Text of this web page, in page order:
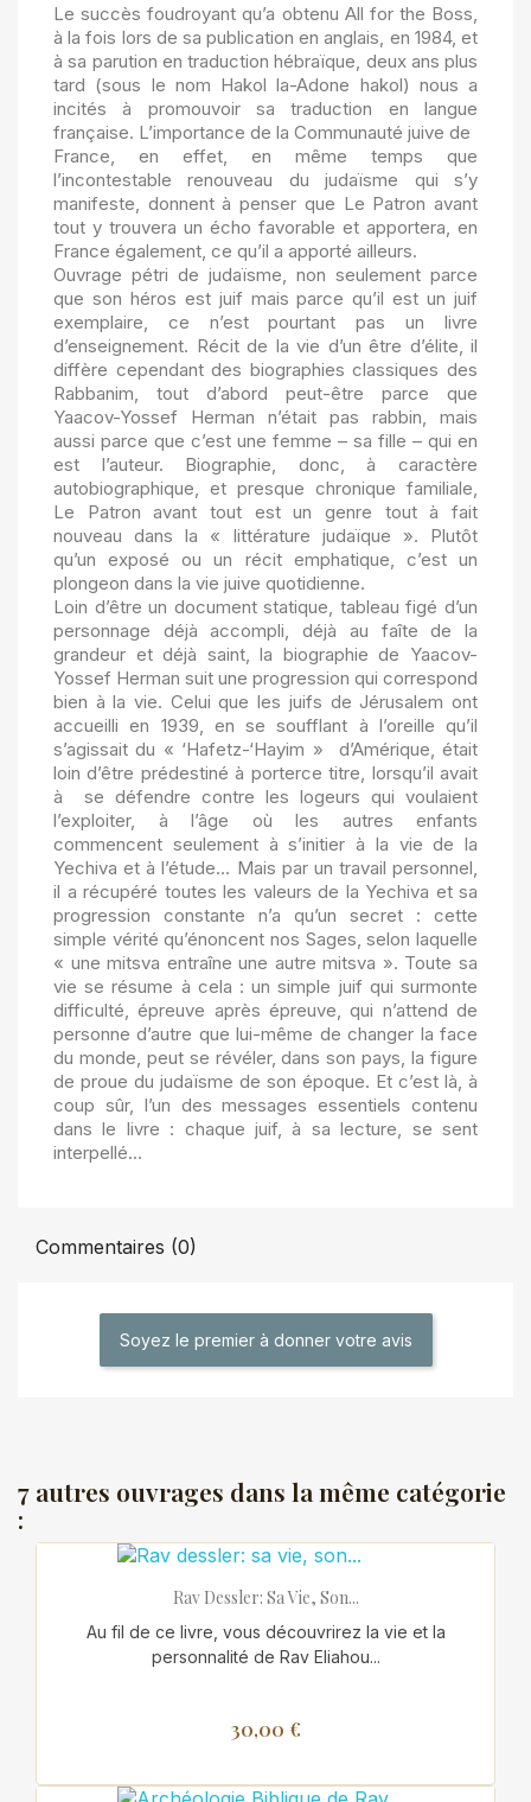
Le succès foudroyant qu’a obtenu All for the Boss,
à la fois lors de sa publication en anglais, en 1984, et
à sa parution en traduction hébraïque, deux ans plus
tard (sous le nom Hakol la-Adone hakol) nous a
incités à promouvoir sa traduction en langue
française. L’importance de la Communauté juive de
France, en effet, en même temps que
l’incontestable renouveau du judaïsme qui s’y
manifeste, donnent à penser que Le Patron avant
tout y trouvera un écho favorable et apportera, en
France également, ce qu’il a apporté ailleurs.
Ouvrage pétri de judaïsme, non seulement parce
que son héros est juif mais parce qu’il est un juif
exemplaire, ce n’est pourtant pas un livre
d’enseignement. Récit de la vie d’un être d’élite, il
diffère cependant des biographies classiques des
Rabbanim, tout d’abord peut-être parce que
Yaacov-Yossef Herman n’était pas rabbin, mais
aussi parce que c’est une femme – sa fille – qui en
est l’auteur. Biographie, donc, à caractère
autobiographique, et presque chronique familiale,
Le Patron avant tout est un genre tout à fait
nouveau dans la « littérature judaïque ». Plutôt
qu’un exposé ou un récit emphatique, c’est un
plongeon dans la vie juive quotidienne.
Loin d’être un document statique, tableau figé d’un
personnage déjà accompli, déjà au faîte de la
grandeur et déjà saint, la biographie de Yaacov-
Yossef Herman suit une progression qui correspond
bien à la vie. Celui que les juifs de Jérusalem ont
accueilli en 1939, en se soufflant à l’oreille qu’il
s’agissait du « ‘Hafetz-‘Hayim » d’Amérique, était
loin d’être prédestiné à porterce titre, lorsqu’il avait
à se défendre contre les logeurs qui voulaient
l’exploiter, à l’âge où les autres enfants
commencent seulement à s’initier à la vie de la
Yechiva et à l’étude… Mais par un travail personnel,
il a récupéré toutes les valeurs de la Yechiva et sa
progression constante n’a qu’un secret : cette
simple vérité qu’énoncent nos Sages, selon laquelle
« une mitsva entraîne une autre mitsva ». Toute sa
vie se résume à cela : un simple juif qui surmonte
difficulté, épreuve après épreuve, qui n’attend de
personne d’autre que lui-même de changer la face
du monde, peut se révéler, dans son pays, la figure
de proue du judaïsme de son époque. Et c’est là, à
coup sûr, l’un des messages essentiels contenu
dans le livre : chaque juif, à sa lecture, se sent
interpellé…
Commentaires (0)
Soyez le premier à donner votre avis
7 autres ouvrages dans la même catégorie
:
Rav Dessler: Sa Vie, Son...
Au fil de ce livre, vous découvrirez la vie et la
personnalité de Rav Eliahou...
30,00 €